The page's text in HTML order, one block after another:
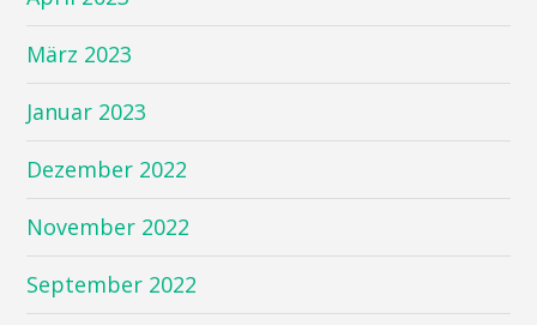
März 2023
Januar 2023
Dezember 2022
November 2022
September 2022